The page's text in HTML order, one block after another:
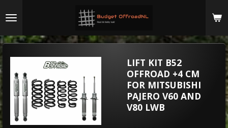
direct
de
LIFT KIT B52
OFFROAD +4 CM
FOR MITSUBISHI
PAJERO V60 AND
V80 LWB